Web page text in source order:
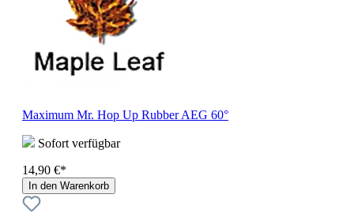
Maximum Mr. Hop Up Rubber AEG 60°
Sofort verfügbar
14,90 €*
In den Warenkorb